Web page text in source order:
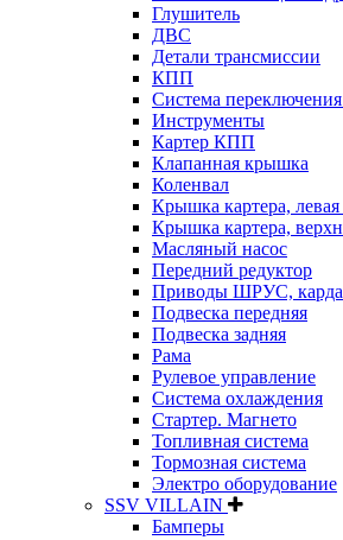
Глушитель
ДВС
Детали трансмиссии
КПП
Система переключения
Инструменты
Картер КПП
Клапанная крышка
Коленвал
Крышка картера,
Крышка картера,
Масляный насос
Передний редуктор
Приводы ШРУС,
Подвеска передняя
Подвеска задняя
Рама
Рулевое управление
Система охлаждения
Стартер. Магнето
Топливная система
Тормозная система
Электро оборудование
SSV VILLAIN
Бамперы